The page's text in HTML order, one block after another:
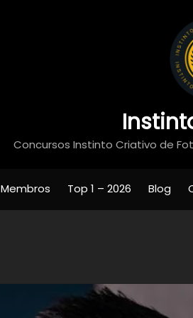
Concursos Instinto Criativo de
Membros Top 1 – 2026 Blog